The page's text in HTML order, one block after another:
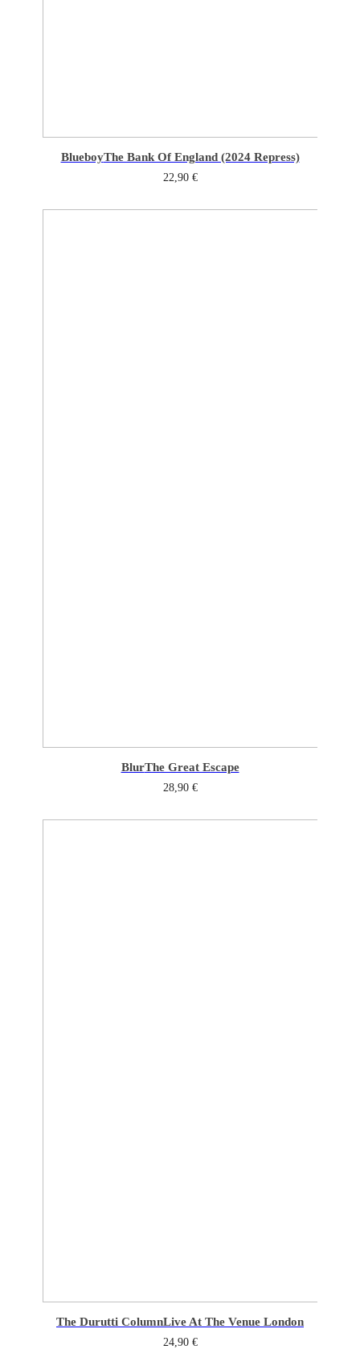
BlueboyThe Bank Of England (2024 Repress)
22,90 €
BlurThe Great Escape
28,90 €
The Durutti ColumnLive At The Venue London
24,90 €